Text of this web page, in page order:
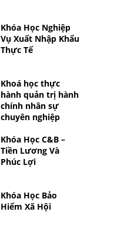
Khóa Học Nghiệp
Vụ Xuất Nhập Khẩu
Thực Tế
Khoá học thực
hành quản trị hành
chính nhân sự
chuyên nghiệp
Khóa Học C&B –
Tiền Lương Và
Phúc Lợi
Khóa Học Bảo
Hiểm Xã Hội